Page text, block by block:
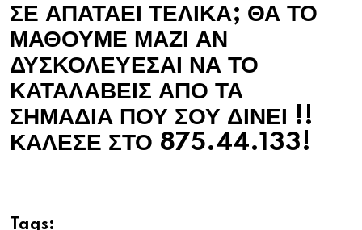
ΣΕ ΑΠΑΤΑΕΙ ΤΕΛΙΚΑ; ΘΑ ΤΟ
ΜΑΘΟΥΜΕ ΜΑΖΙ ΑΝ
ΔΥΣΚΟΛΕΥΕΣΑΙ ΝΑ ΤΟ
ΚΑΤΑΛΑΒΕΙΣ ΑΠΟ ΤΑ
ΣΗΜΑΔΙΑ ΠΟΥ ΣΟΥ ΔΙΝΕΙ !!
ΚΑΛΕΣΕ ΣΤΟ 875.44.133!
Tags: